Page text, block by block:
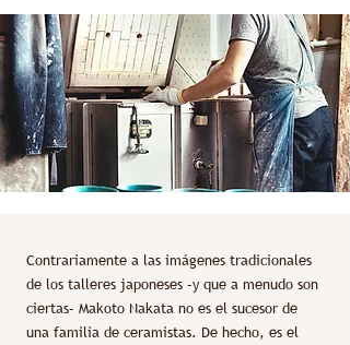
Contrariamente a las imágenes tradicionales
de los talleres japoneses –y que a menudo son
ciertas– Makoto Nakata no es el sucesor de
una familia de ceramistas. De hecho, es el